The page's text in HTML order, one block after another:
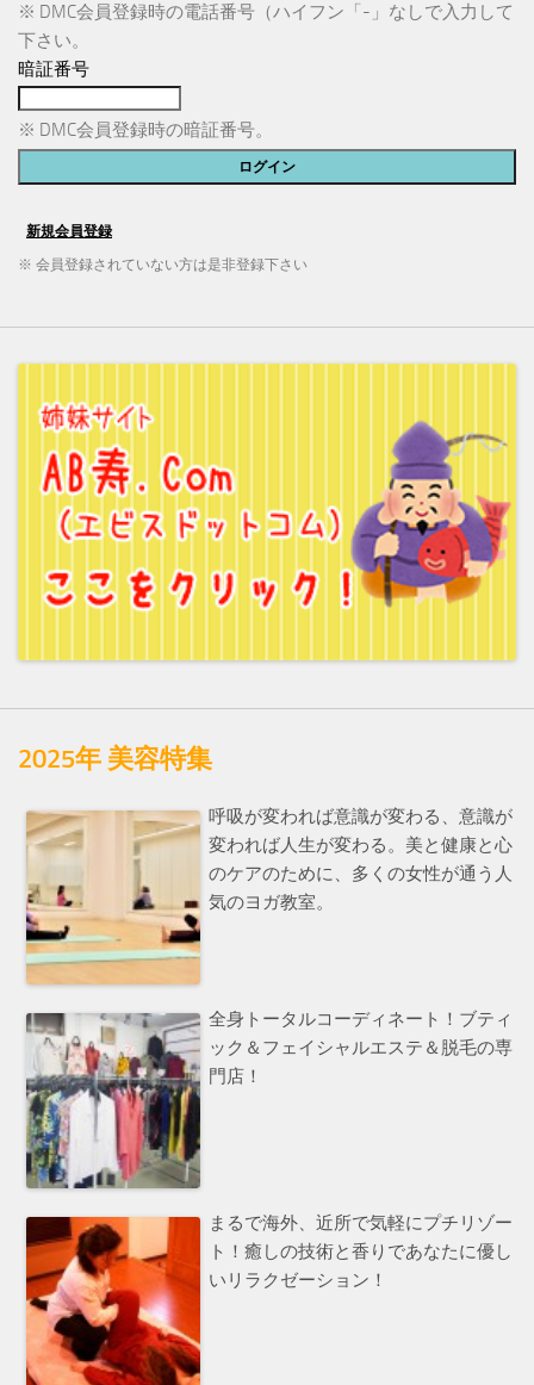
※ DMC会員登録時の電話番号（ハイフン「-」なしで入力して
下さい。
暗証番号
※ DMC会員登録時の暗証番号。
※ 会員登録されていない方は是非登録下さい
2025年 美容特集
呼吸が変われば意識が変わる、意識が
変われば人生が変わる。美と健康と心
のケアのために、多くの女性が通う人
気のヨガ教室。
全身トータルコーディネート！ブティ
ック＆フェイシャルエステ＆脱毛の専
門店！
まるで海外、近所で気軽にプチリゾー
ト！癒しの技術と香りであなたに優し
いリラクゼーション！